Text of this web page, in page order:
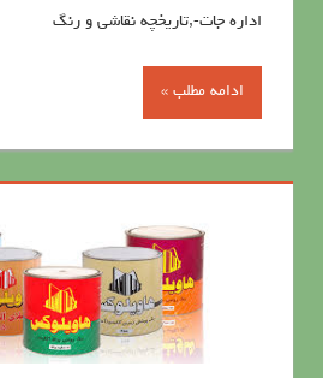
اداره جات-,تاریخچه نقاشی و رنگ
ادامه مطلب »